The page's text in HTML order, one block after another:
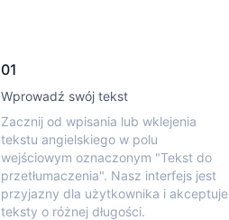
01
Wprowadź swój tekst
Zacznij od wpisania lub wklejenia
tekstu angielskiego w polu
wejściowym oznaczonym "Tekst do
przetłumaczenia". Nasz interfejs jest
przyjazny dla użytkownika i akceptuje
teksty o różnej długości.